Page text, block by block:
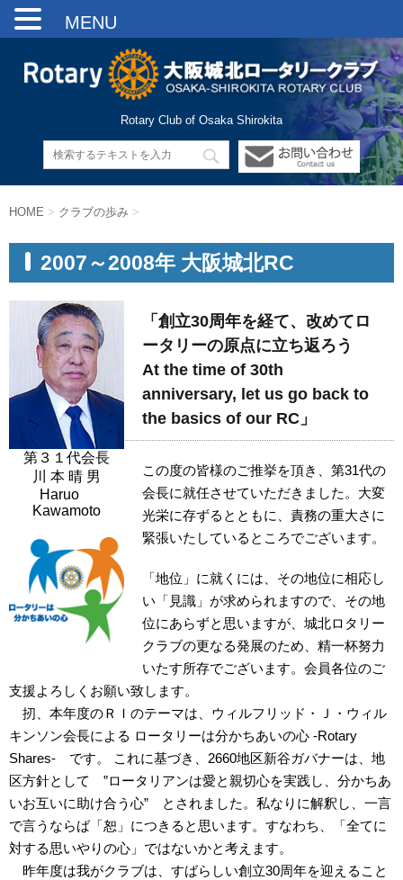
Rotary Club of Osaka Shirokita
HOME > クラブの歩み >
2007～2008年 大阪城北RC
第３１代会長
川 本 晴 男
Haruo
Kawamoto
「創立30周年を経て、改めてロ
ータリーの原点に立ち返ろう
At the time of 30th
anniversary, let us go back to
the basics of our RC」
この度の皆様のご推挙を頂き、第31代の
会長に就任させていただきました。大変
光栄に存ずるとともに、責務の重大さに
緊張いたしているところでございます。
「地位」に就くには、その地位に相応し
い「見識」が求められますので、その地
位にあらずと思いますが、城北ロタリー
クラブの更なる発展のため、精一杯努力
いたす所存でございます。会員各位のご
支援よろしくお願い致します。
扨、本年度のＲＩのテーマは、ウィルフリッド・Ｊ・ウィル
キンソン会長による ロータリーは分かちあいの心 -Rotary
Shares- です。 これに基づき、2660地区新谷ガバナーは、地
区方針として ”ロータリアンは愛と親切心を実践し、分かちあ
いお互いに助け合う心” とされました。私なりに解釈し、一言
で言うならば「恕」につきると思います。すなわち、「全てに
対する思いやりの心」ではないかと考えます。
昨年度は我がクラブは、すばらしい創立30周年を迎えること
MENU